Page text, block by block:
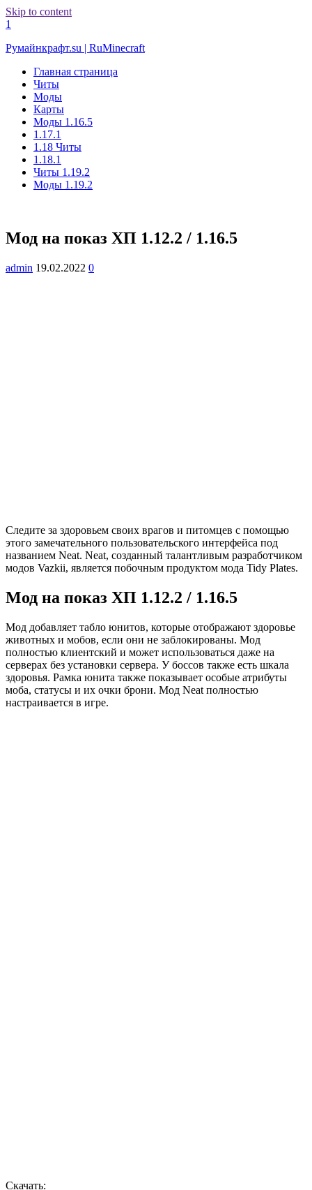
Skip to content
1
Румайнкрафт.su | RuMinecraft
Главная страница
Читы
Моды
Карты
Моды 1.16.5
1.17.1
1.18 Читы
1.18.1
Читы 1.19.2
Моды 1.19.2
Мод на показ ХП 1.12.2 / 1.16.5
admin 19.02.2022 0
Следите за здоровьем своих врагов и питомцев с помощью
этого замечательного пользовательского интерфейса под
названием Neat. Neat, созданный талантливым разработчиком
модов Vazkii, является побочным продуктом мода Tidy Plates.
Мод на показ ХП 1.12.2 / 1.16.5
Мод добавляет табло юнитов, которые отображают здоровье
животных и мобов, если они не заблокированы. Мод
полностью клиентский и может использоваться даже на
серверах без установки сервера. У боссов также есть шкала
здоровья. Рамка юнита также показывает особые атрибуты
моба, статусы и их очки брони. Мод Neat полностью
настраивается в игре.
Скачать: